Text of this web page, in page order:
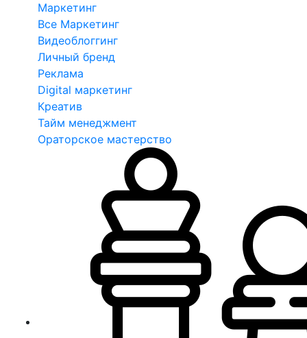
Маркетинг
Все Маркетинг
Видеоблоггинг
Личный бренд
Реклама
Digital маркетинг
Креатив
Тайм менеджмент
Ораторское мастерство